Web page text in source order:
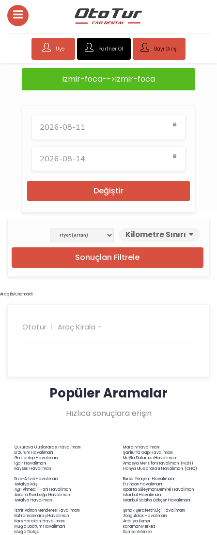
Üye Partner Ol Bayi Girişi
izmir-foca-->izmir-foca
Değiştir
Kilometre Sınırı
Sonuçları Filtrele
Araç Bulunamadı
Ototur Araç Kirala -
Popüler Aramalar
Hızlıca sonuçlara erişin
Çukurova Uluslararası Havalimanı
Erzurum Havalimanı
Gaziantep Havalimanı
Iğdır Havalimanı
Kayseri Havalimanı
Mardin Havalimanı
Şanlıurfa Gap Havalimanı
Muğla Dalaman Havalimanı
Amasya Merzifon Havalimanı (MZH)
Hanya Uluslararası Havalimanı (CHQ)
Rize-Artvin Havalimanı
Antalya Kaş
Ağrı Ahmed-i Hani Havalimanı
Ankara Esenboğa Havalimanı
Antalya Havalimanı
Bursa Yenişehir Havalimanı
Erzincan Havalimanı
Isparta Süleyman Demirel Havalimanı
İstanbul Havalimanı
İstanbul Sabiha Gökçen Havalimanı
İzmir Adnan Menderes Havalimanı
Kahramanmaraş Havalimanı
Kars Harakani Havalimanı
Muğla Bodrum Havalimanı
Muğla Datça
Şırnak Şerafettin Elçi Havalimanı
Zonguldak Havalimanı
Antalya Kemer
Karaman Merkez
Samsun Merkez